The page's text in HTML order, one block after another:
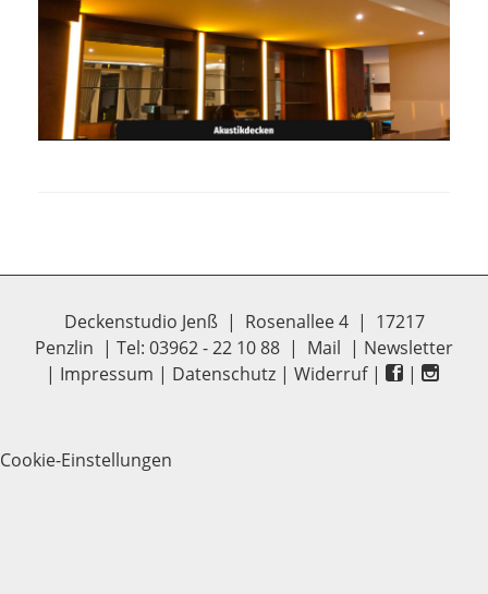
Deckenstudio Jenß | Rosenallee 4 | 17217
Penzlin | Tel: 03962 - 22 10 88 | Mail | Newsletter
| Impressum | Datenschutz| Widerruf | |
Cookie-Einstellungen